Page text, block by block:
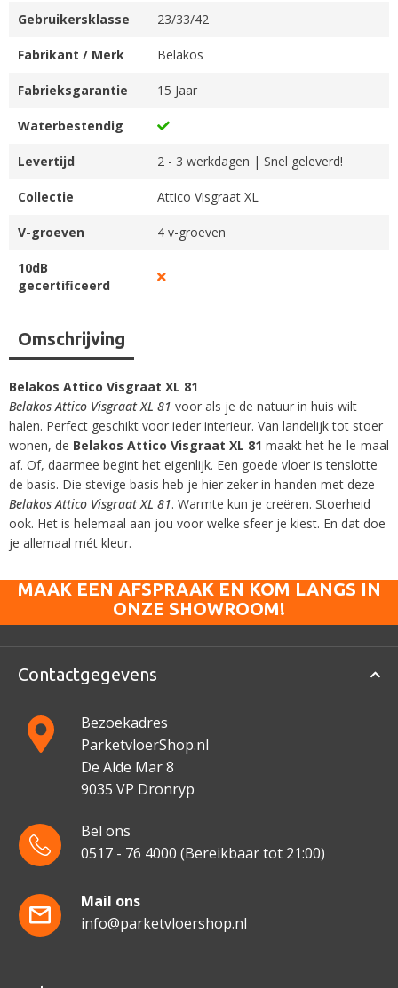
Gebruikersklasse 23/33/42
Fabrikant / Merk Belakos
Fabrieksgarantie 15 Jaar
Waterbestendig
Levertijd 2 - 3 werkdagen | Snel geleverd!
Collectie Attico Visgraat XL
V-groeven 4 v-groeven
10dB
gecertificeerd
Omschrijving
Belakos Attico Visgraat XL 81
Belakos Attico Visgraat XL 81 voor als je de natuur in huis wilt
halen. Perfect geschikt voor ieder interieur. Van landelijk tot stoer
wonen, de Belakos Attico Visgraat XL 81 maakt het he-le-maal
af. Of, daarmee begint het eigenlijk. Een goede vloer is tenslotte
de basis. Die stevige basis heb je hier zeker in handen met deze
Belakos Attico Visgraat XL 81. Warmte kun je creëren. Stoerheid
ook. Het is helemaal aan jou voor welke sfeer je kiest. En dat doe
je allemaal mét kleur.
MAAK EEN AFSPRAAK EN KOM LANGS IN
ONZE SHOWROOM!
Contactgegevens
Bezoekadres
ParketvloerShop.nl
De Alde Mar 8
9035 VP Dronryp
Bel ons
0517 - 76 4000 (Bereikbaar tot 21:00)
Mail ons
info@parketvloershop.nl